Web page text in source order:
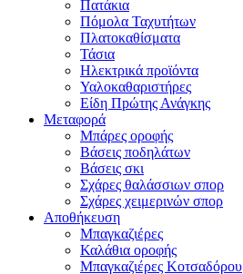
Πατάκια
Πόμολα Ταχυτήτων
Πλατοκαθίσματα
Τάσια
Ηλεκτρικά προϊόντα
Υαλοκαθαριστήρες
Είδη Πpώτης Ανάγκης
Μεταφορά
Μπάρες οροφής
Βάσεις ποδηλάτων
Βάσεις σκι
Σχάρες θαλάσσιων σπορ
Σχάρες χειμερινών σπορ
Αποθήκευση
Μπαγκαζιέρες
Καλάθια οροφής
Μπαγκαζιέρες Κοτσαδόρου